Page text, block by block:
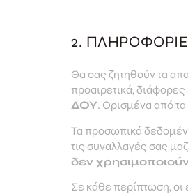
2.
Θα σας ζητηθούν τα
προαιρετικά,
ΔΟΥ. Ορισμένα από
Τα προσωπικά
τις συναλλαγές σας
δεν
Σε κάθε περίπτωση, οι